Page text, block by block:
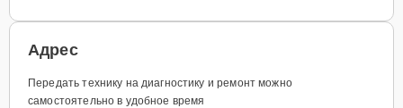
Адрес
Передать технику на диагностику и ремонт можно
самостоятельно в удобное время